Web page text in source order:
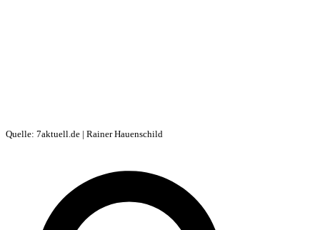
Quelle: 7aktuell.de | Rainer Hauenschild